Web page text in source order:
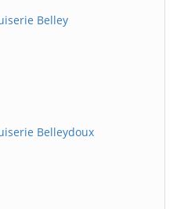
Belley
Belleydoux